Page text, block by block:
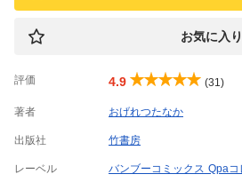
お気に入り
評価 4.9 (31)
著者 おげれつたなか
出版社 竹書房
レーベル バンブーコミックス Qpaコ